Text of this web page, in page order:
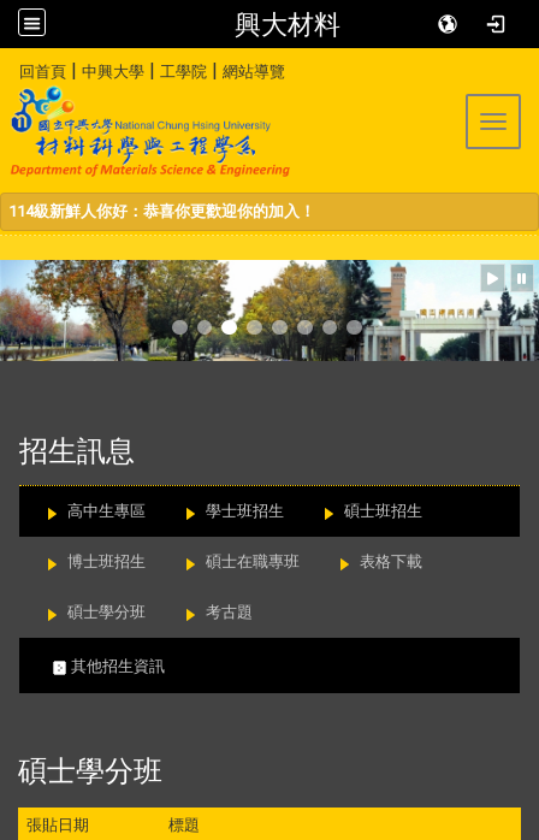
興大材料
回首頁 | 中興大學 | 工學院 | 網站導覽
114級新鮮人你好：恭喜你更歡迎你的加入！
招生訊息
高中生專區 學士班招生 碩士班招生
博士班招生 碩士在職專班 表格下載
碩士學分班 考古題
其他招生資訊
碩士學分班
張貼日期 標題